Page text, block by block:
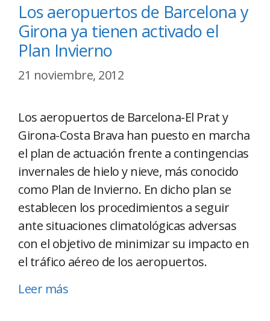
Los aeropuertos de Barcelona y
Girona ya tienen activado el
Plan Invierno
21 noviembre, 2012
Los aeropuertos de Barcelona-El Prat y
Girona-Costa Brava han puesto en marcha
el plan de actuación frente a contingencias
invernales de hielo y nieve, más conocido
como Plan de Invierno. En dicho plan se
establecen los procedimientos a seguir
ante situaciones climatológicas adversas
con el objetivo de minimizar su impacto en
el tráfico aéreo de los aeropuertos.
Leer más